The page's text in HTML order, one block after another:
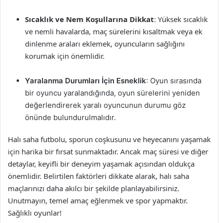
Sıcaklık ve Nem Koşullarına Dikkat: Yüksek sıcaklık
ve nemli havalarda, maç sürelerini kısaltmak veya ek
dinlenme araları eklemek, oyuncuların sağlığını
korumak için önemlidir.
Yaralanma Durumları İçin Esneklik: Oyun sırasında
bir oyuncu yaralandığında, oyun sürelerini yeniden
değerlendirerek yaralı oyuncunun durumu göz
önünde bulundurulmalıdır.
Halı saha futbolu, sporun coşkusunu ve heyecanını yaşamak
için harika bir fırsat sunmaktadır. Ancak maç süresi ve diğer
detaylar, keyifli bir deneyim yaşamak açısından oldukça
önemlidir. Belirtilen faktörleri dikkate alarak, halı saha
maçlarınızı daha akılcı bir şekilde planlayabilirsiniz.
Unutmayın, temel amaç eğlenmek ve spor yapmaktır.
Sağlıklı oyunlar!